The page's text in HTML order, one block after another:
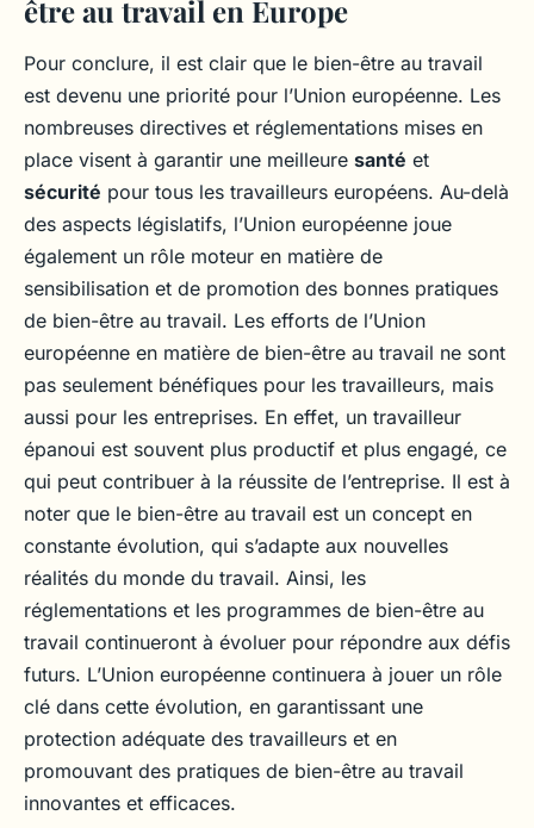
être au travail en Europe
Pour conclure, il est clair que le bien-être au travail
est devenu une priorité pour l’Union européenne. Les
nombreuses directives et réglementations mises en
place visent à garantir une meilleure santé et
sécurité pour tous les travailleurs européens. Au-delà
des aspects législatifs, l’Union européenne joue
également un rôle moteur en matière de
sensibilisation et de promotion des bonnes pratiques
de bien-être au travail. Les efforts de l’Union
européenne en matière de bien-être au travail ne sont
pas seulement bénéfiques pour les travailleurs, mais
aussi pour les entreprises. En effet, un travailleur
épanoui est souvent plus productif et plus engagé, ce
qui peut contribuer à la réussite de l’entreprise. Il est à
noter que le bien-être au travail est un concept en
constante évolution, qui s’adapte aux nouvelles
réalités du monde du travail. Ainsi, les
réglementations et les programmes de bien-être au
travail continueront à évoluer pour répondre aux défis
futurs. L’Union européenne continuera à jouer un rôle
clé dans cette évolution, en garantissant une
protection adéquate des travailleurs et en
promouvant des pratiques de bien-être au travail
innovantes et efficaces.